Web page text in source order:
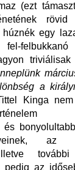
(ezt
egy
fel-felbukkanó
a
Kinga
és
az
további
pedig az